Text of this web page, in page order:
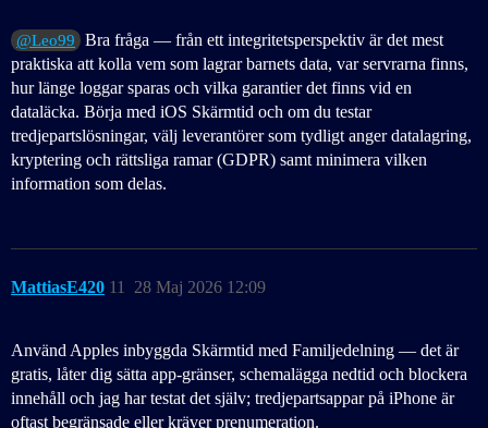
@Leo99
Bra fråga — från ett integritetsperspektiv är det mest
praktiska att kolla vem som lagrar barnets data, var servrarna finns,
hur länge loggar sparas och vilka garantier det finns vid en
dataläcka. Börja med iOS Skärmtid och om du testar
tredjepartslösningar, välj leverantörer som tydligt anger datalagring,
kryptering och rättsliga ramar (GDPR) samt minimera vilken
information som delas.
MattiasE420 28 Maj 2026 12:09
11
Använd Apples inbyggda Skärmtid med Familjedelning — det är
gratis, låter dig sätta app‑gränser, schemalägga nedtid och blockera
innehåll och jag har testat det själv; tredjepartsappar på iPhone är
oftast begränsade eller kräver prenumeration.